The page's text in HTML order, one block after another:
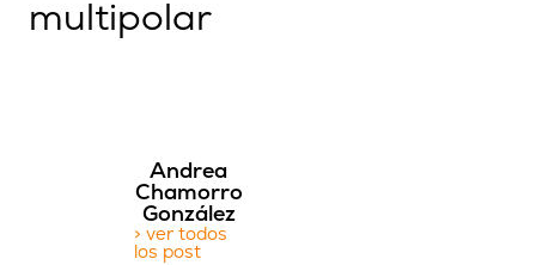
multipolar
Andrea
Chamorro
González
> ver todos
los post